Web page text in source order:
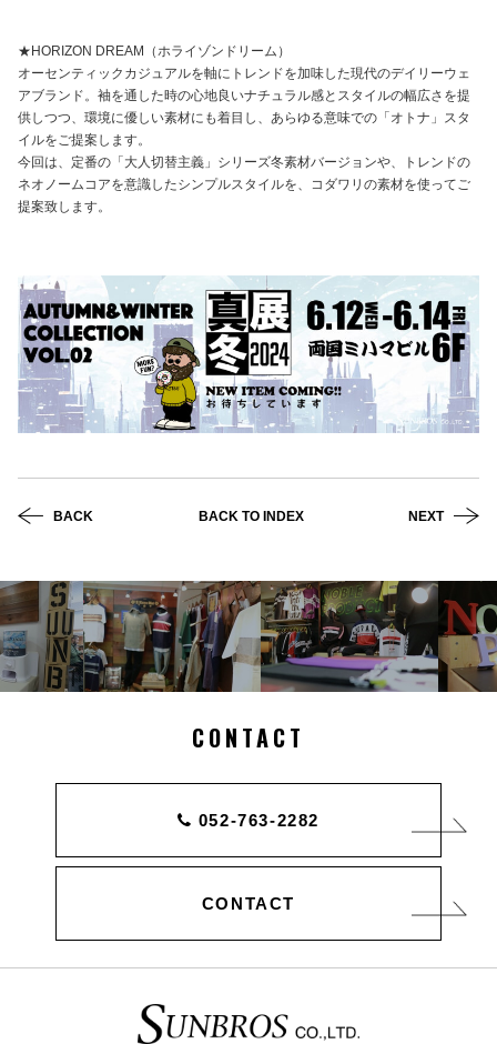
★HORIZON DREAM（ホライゾンドリーム）
オーセンティックカジュアルを軸にトレンドを加味した現代のデイリーウェ
アブランド。袖を通した時の心地良いナチュラル感とスタイルの幅広さを提
供しつつ、環境に優しい素材にも着目し、あらゆる意味での「オトナ」スタ
イルをご提案します。
今回は、定番の「大人切替主義」シリーズ冬素材バージョンや、トレンドの
ネオノームコアを意識したシンプルスタイルを、コダワリの素材を使ってご
提案致します。
BACK BACK TO INDEX NEXT
CONTACT
052-763-2282
CONTACT